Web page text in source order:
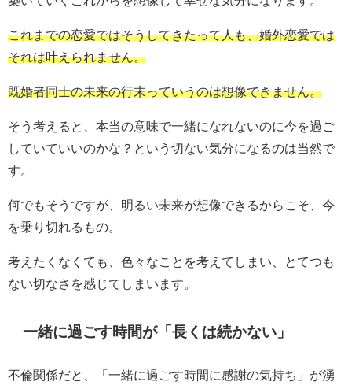
これまでの恋愛ではそうしてきたって人も、婚外恋愛では
それは叶えられません。
既婚者同士の未来の行末っていうのは想像できません。
そう考えると、本当の意味で一緒になれないのに今を過ご
していていいのかな？という切ない気分になるのは当然で
す。
何でもそうですが、明るい未来が想像できるからこそ、今
を乗り切れるもの。
考えたくなくても、色々なことを考えてしまい、とてつも
ない切なさを感じてしまいます。
一緒に過ごす時間が「長くは続かない」
不倫関係だと、「一緒に過ごす時間に感謝の気持ち」が湧